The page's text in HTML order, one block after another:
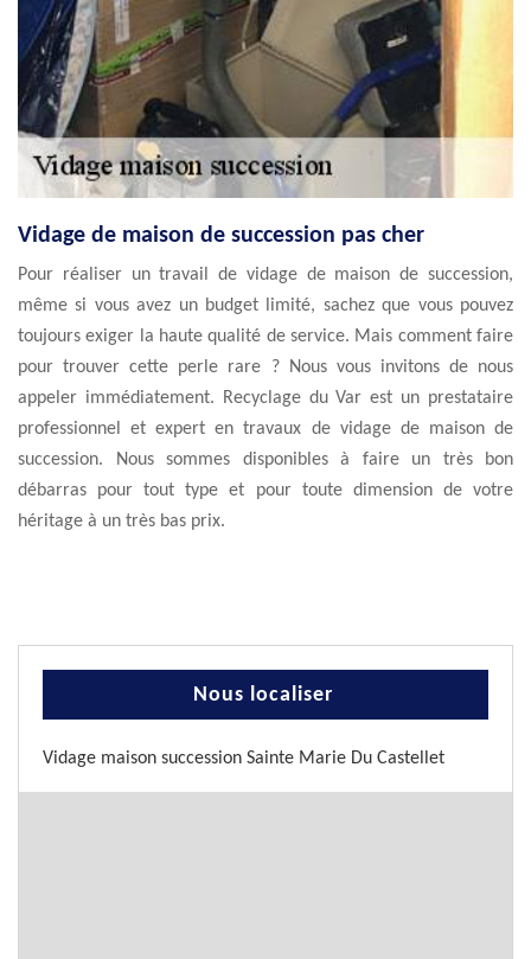
Vidage de maison de succession pas cher
Pour réaliser un travail de vidage de maison de succession,
même si vous avez un budget limité, sachez que vous pouvez
toujours exiger la haute qualité de service. Mais comment faire
pour trouver cette perle rare ? Nous vous invitons de nous
appeler immédiatement. Recyclage du Var est un prestataire
professionnel et expert en travaux de vidage de maison de
succession. Nous sommes disponibles à faire un très bon
débarras pour tout type et pour toute dimension de votre
héritage à un très bas prix.
Nous localiser
Vidage maison succession Sainte Marie Du Castellet